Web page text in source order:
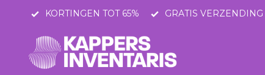
KORTINGEN TOT 65% GRATIS